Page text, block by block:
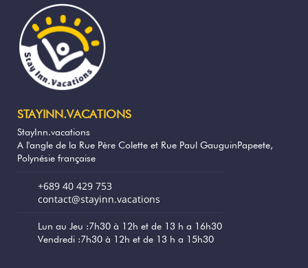
le salon.
La terrasse à l'avant de la maison vous
accueillera pour admirer la vue sur le
lagon et prendre votre café le matin.
préparer des grillades à déguster dans cet
l'autre côté de la route.
3 kayaks vous permettront de partir à la
découverte de la faune et la flore
aquatique ! (1 kayak 2 places et 2 kayaks 1
maison voisine.
De l'autre côté de la route, un accès direct
STAYINN.VACATIONS
StayInn.vacations
A l'angle de la Rue Père Colette et Rue Paul GauguinPapeete,
Polynésie française
+689 40 429 753
contact@stayinn.vacations
Lun au Jeu :7h30 à 12h et de 13 h a 16h30
Vendredi :7h30 à 12h et de 13 h a 15h30